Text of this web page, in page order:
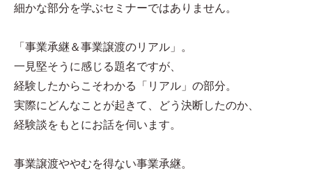
細かな部分を学ぶセミナーではありません。
「事業承継＆事業譲渡のリアル」。
一見堅そうに感じる題名ですが、
経験したからこそわかる「リアル」の部分。
実際にどんなことが起きて、どう決断したのか、
経験談をもとにお話を伺います。
事業譲渡ややむを得ない事業承継。